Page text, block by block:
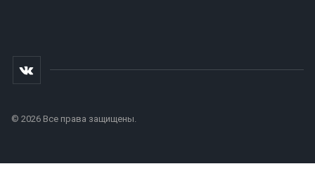
© 2026 Все права защищены.